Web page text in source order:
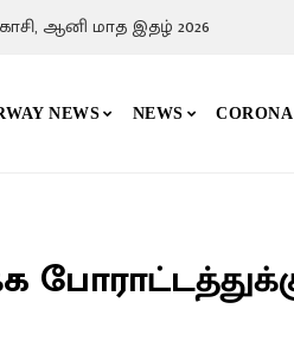
ஆனி மாத இதழ் 2026
NEWS NEWS CORONA